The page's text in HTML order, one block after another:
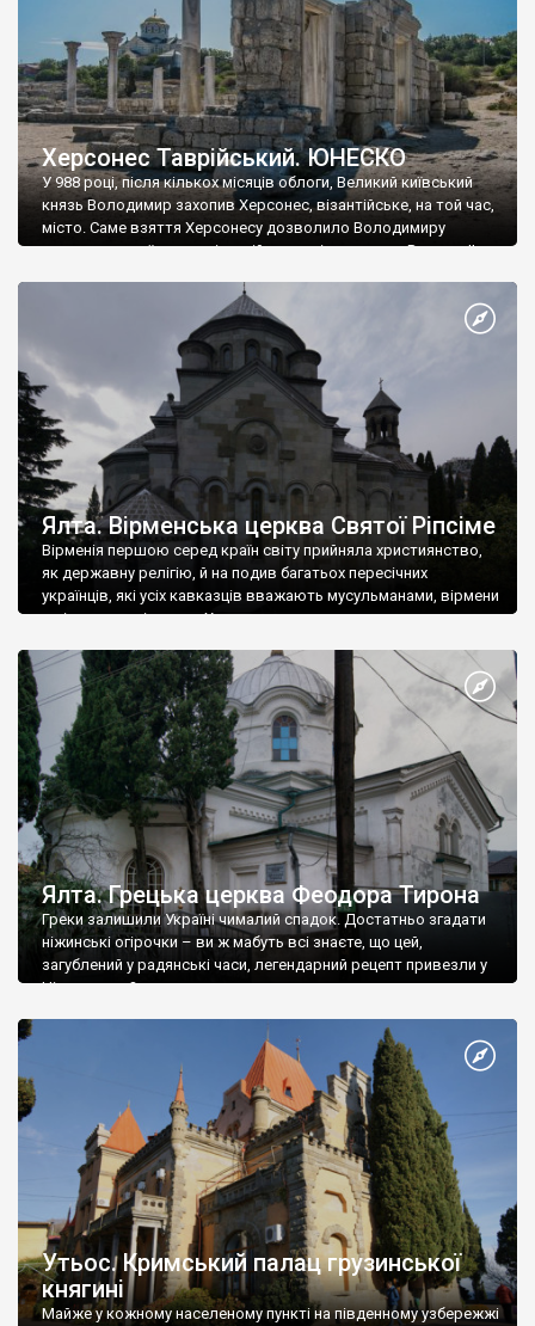
Херсонес Таврійський. ЮНЕСКО
У 988 році, після кількох місяців облоги, Великий київський
князь Володимир захопив Херсонес, візантійське, на той час,
місто. Саме взяття Херсонесу дозволило Володимиру
диктувати свої умови візантійському імператору Василю ІІ, та
Херсонесі Володимир-язичник, став Василем-християнином.
А потім було Хрещення Русі. На честь Херсонесу Таврійського
Ялта. Вірменська церква Святої Ріпсіме
Вірменія першою серед країн світу прийняла християнство,
як державну релігію, й на подив багатьох пересічних
українців, які усіх кавказців вважають мусульманами, вірмени
є відданими вірянами Христа
Ялта. Грецька церква Феодора Тирона
Греки залишили Україні чималий спадок. Достатньо згадати
ніжинські огірочки – ви ж мабуть всі знаєте, що цей,
загублений у радянські часи, легендарний рецепт привезли у
Ніжин греки?
Утьос. Кримський палац грузинської
княгині
Майже у кожному населеному пункті на південному узбережжі